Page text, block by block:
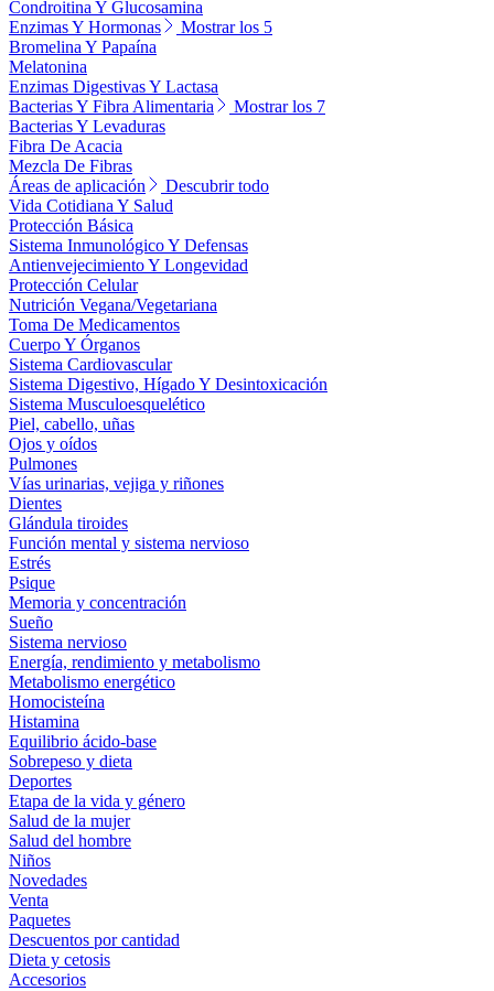
Condroitina Y Glucosamina
Enzimas Y Hormonas
Mostrar los 5
Bromelina Y Papaína
Melatonina
Enzimas Digestivas Y Lactasa
Bacterias Y Fibra Alimentaria
Mostrar los 7
Bacterias Y Levaduras
Fibra De Acacia
Mezcla De Fibras
Áreas de aplicación
Descubrir todo
Vida Cotidiana Y Salud
Protección Básica
Sistema Inmunológico Y Defensas
Antienvejecimiento Y Longevidad
Protección Celular
Nutrición Vegana/Vegetariana
Toma De Medicamentos
Cuerpo Y Órganos
Sistema Cardiovascular
Sistema Digestivo, Hígado Y Desintoxicación
Sistema Musculoesquelético
Piel, cabello, uñas
Ojos y oídos
Pulmones
Vías urinarias, vejiga y riñones
Dientes
Glándula tiroides
Función mental y sistema nervioso
Estrés
Psique
Memoria y concentración
Sueño
Sistema nervioso
Energía, rendimiento y metabolismo
Metabolismo energético
Homocisteína
Histamina
Equilibrio ácido-base
Sobrepeso y dieta
Deportes
Etapa de la vida y género
Salud de la mujer
Salud del hombre
Niños
Novedades
Venta
Paquetes
Descuentos por cantidad
Dieta y cetosis
Accesorios